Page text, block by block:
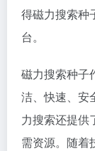
得磁力搜索种
台。
磁力搜索种子
洁、快速、安
力搜索还提供
需资源。随着